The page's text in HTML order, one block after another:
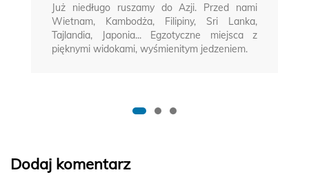
Już niedługo ruszamy do Azji. Przed nami
Wietnam, Kambodża, Filipiny, Sri Lanka,
Tajlandia, Japonia... Egzotyczne miejsca z
pięknymi widokami, wyśmienitym jedzeniem.
Dodaj komentarz